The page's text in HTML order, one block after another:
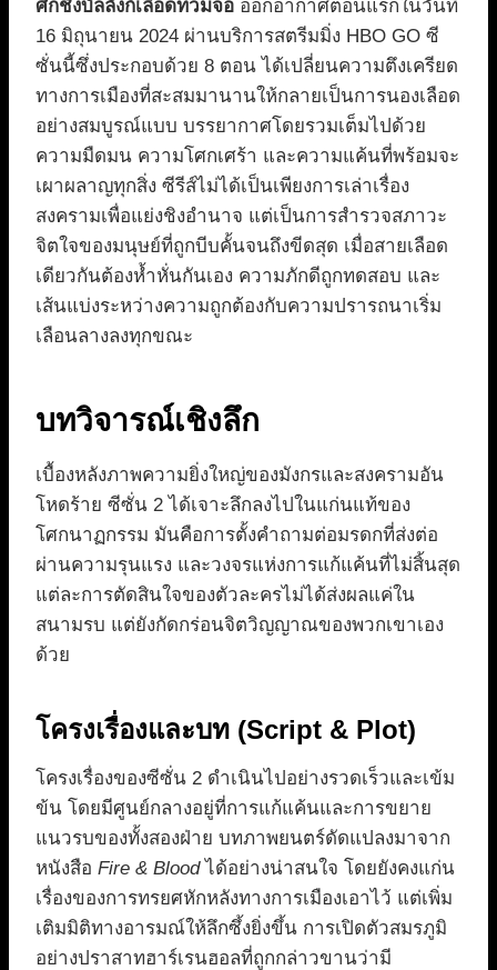
ศึกชิงบัลลังก์เลือดท่วมจอ ออกอากาศตอนแรกในวันที่
16 มิถุนายน 2024 ผ่านบริการสตรีมมิ่ง HBO GO ซี
ซั่นนี้ซึ่งประกอบด้วย 8 ตอน ได้เปลี่ยนความตึงเครียด
ทางการเมืองที่สะสมมานานให้กลายเป็นการนองเลือด
อย่างสมบูรณ์แบบ บรรยากาศโดยรวมเต็มไปด้วย
ความมืดมน ความโศกเศร้า และความแค้นที่พร้อมจะ
เผาผลาญทุกสิ่ง ซีรีส์ไม่ได้เป็นเพียงการเล่าเรื่อง
สงครามเพื่อแย่งชิงอำนาจ แต่เป็นการสำรวจสภาวะ
จิตใจของมนุษย์ที่ถูกบีบคั้นจนถึงขีดสุด เมื่อสายเลือด
เดียวกันต้องห้ำหั่นกันเอง ความภักดีถูกทดสอบ และ
เส้นแบ่งระหว่างความถูกต้องกับความปรารถนาเริ่ม
เลือนลางลงทุกขณะ
บทวิจารณ์เชิงลึก
เบื้องหลังภาพความยิ่งใหญ่ของมังกรและสงครามอัน
โหดร้าย ซีซั่น 2 ได้เจาะลึกลงไปในแก่นแท้ของ
โศกนาฏกรรม มันคือการตั้งคำถามต่อมรดกที่ส่งต่อ
ผ่านความรุนแรง และวงจรแห่งการแก้แค้นที่ไม่สิ้นสุด
แต่ละการตัดสินใจของตัวละครไม่ได้ส่งผลแค่ใน
สนามรบ แต่ยังกัดกร่อนจิตวิญญาณของพวกเขาเอง
ด้วย
โครงเรื่องและบท (Script & Plot)
โครงเรื่องของซีซั่น 2 ดำเนินไปอย่างรวดเร็วและเข้ม
ข้น โดยมีศูนย์กลางอยู่ที่การแก้แค้นและการขยาย
แนวรบของทั้งสองฝ่าย บทภาพยนตร์ดัดแปลงมาจาก
หนังสือ Fire & Bloodได้อย่างน่าสนใจ โดยยังคงแก่น
เรื่องของการทรยศหักหลังทางการเมืองเอาไว้ แต่เพิ่ม
เติมมิติทางอารมณ์ให้ลึกซึ้งยิ่งขึ้น การเปิดตัวสมรภูมิ
อย่างปราสาทฮาร์เรนฮอลที่ถูกกล่าวขานว่ามี